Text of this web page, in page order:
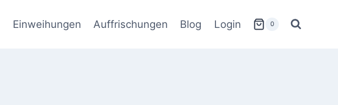
Einweihungen Auffrischungen Blog Login 0